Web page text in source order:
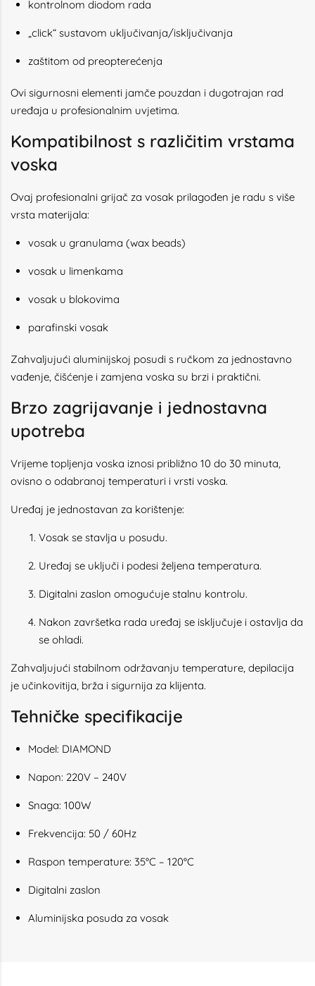
kontrolnom diodom rada
„click“ sustavom uključivanja/isključivanja
zaštitom od preopterećenja
Ovi sigurnosni elementi jamče pouzdan i dugotrajan rad
uređaja u profesionalnim uvjetima.
Kompatibilnost s različitim vrstama
voska
Ovaj profesionalni grijač za vosak prilagođen je radu s više
vrsta materijala:
vosak u granulama (wax beads)
vosak u limenkama
vosak u blokovima
parafinski vosak
Zahvaljujući aluminijskoj posudi s ručkom za jednostavno
vađenje, čišćenje i zamjena voska su brzi i praktični.
Brzo zagrijavanje i jednostavna
upotreba
Vrijeme topljenja voska iznosi približno 10 do 30 minuta,
ovisno o odabranoj temperaturi i vrsti voska.
Uređaj je jednostavan za korištenje:
Vosak se stavlja u posudu.
Uređaj se uključi i podesi željena temperatura.
Digitalni zaslon omogućuje stalnu kontrolu.
Nakon završetka rada uređaj se isključuje i ostavlja da
se ohladi.
Zahvaljujući stabilnom održavanju temperature, depilacija
je učinkovitija, brža i sigurnija za klijenta.
Tehničke specifikacije
Model: DIAMOND
Napon: 220V – 240V
Snaga: 100W
Frekvencija: 50 / 60Hz
Raspon temperature: 35°C – 120°C
Digitalni zaslon
Aluminijska posuda za vosak